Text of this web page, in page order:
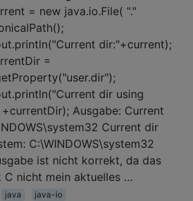
= new java.io.File( "."
dir:"+current);
=
dir using
Ausgabe: Current
Current dir
C:\WINDOWS\system32
ist nicht korrekt, da das
C nicht mein aktuelles …
java java-io